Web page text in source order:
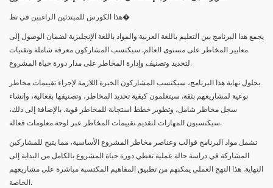
هذا الكورس للمبتدئين الراغبين في تط�
يجمع هذا البرنامج بين التعليم باللغة العربية والمواد باللغة الإنجليزية لضمان الوصول إلى
معايير المخاطر على مستوى العالم. سيكتسب المشاركون معرفة شاملة وتقنيات
لتحديد وتصنيف وإدارة المخاطر على مدار دورة حياة المشروع.
بحلول نهاية هذا البرنامج، سيكتسب المشاركون الخبرة اللازمة لإجراء تقييمات مخاطر
نوعية لمشاريعهم بثقة. سيتعلمون كيفية تحديد المخاطر، وتصنيفها بفعالية، وإنشاء
سجل مخاطر شامل، وتطوير خطط استجابة للمخاطر قوية. بالإضافة إلى ذلك،
سيكتسبون المهارات لتقديم تقييمات المخاطر عبر لوحة معلومات فعالة.
تشمل مواد البرنامج قوالب وعناصر مخاطر المشروع الأساسية، مما يتيح للمشاركين
المشاركة في دراسة حالة عملية تغطي دورة حياة المشروع بالكامل من البداية إلى
النهاية. هذا النهج العملي يمكنهم من تطبيق المفاهيم المكتسبة مباشرة على مشاريعهم
الخاصة.